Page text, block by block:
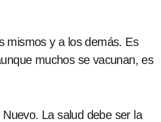
mismos y a los demás. Es
muchos se vacunan, es
La salud debe ser la